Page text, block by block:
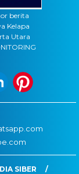
berita
Kelapa
Utara
SIBER